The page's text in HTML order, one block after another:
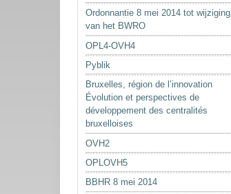
Ordonnantie 8 mei 2014 tot wijziging
van het BWRO
OPL4-OVH4
Pyblik
Bruxelles, région de l’innovation
Évolution et perspectives de
développement des centralités
bruxelloises
OVH2
OPLOVH5
BBHR 8 mei 2014